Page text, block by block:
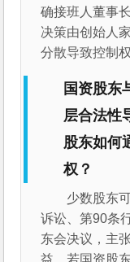
确接班人董事
决策由创始人
分散导致控制
国资股东
层合法性
股东如何
权？
少数股东
诉讼、第90条
东会决议，主
益。若国资股